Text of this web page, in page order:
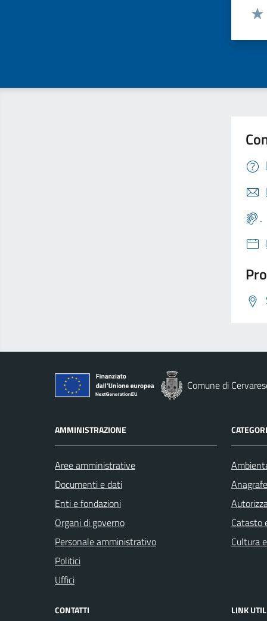
Comune di
AMMINISTRAZIONE
Aree amministrative
Documenti e dati
Enti e fondazioni
Organi di governo
Personale amministrativo
Politici
Uffici
Catasto
Cultura
CONTATTI LINK